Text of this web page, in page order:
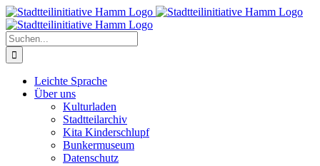
Zum
Inhalt
springen
Suche
nach:
Leichte Sprache
Über uns
Kulturladen
Stadtteilarchiv
Kita Kinderschlupf
Bunkermuseum
Datenschutz